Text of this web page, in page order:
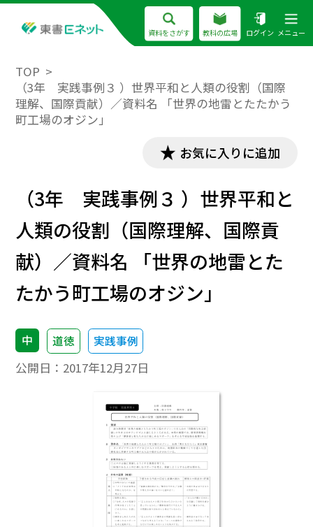
資料をさがす 教科の広場 ログイン メニュー
TOP
（3年 実践事例３ ）世界平和と人類の役割（国際
理解、国際貢献）／資料名 「世界の地雷とたたかう
町工場のオジン」
お気に入りに追加
（3年 実践事例３ ）世界平和と
人類の役割（国際理解、国際貢
献）／資料名 「世界の地雷とた
たかう町工場のオジン」
中 道徳 実践事例
公開日： 2017年12月27日